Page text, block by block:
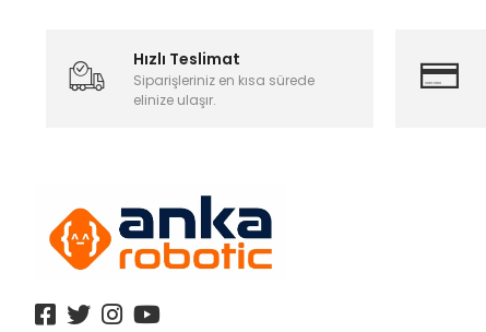
Hızlı Teslimat
Siparişleriniz en kısa sürede
elinize ulaşır.